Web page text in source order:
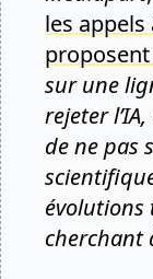
les appels
sur une
rejeter
de ne pas
évolutions
cherchant